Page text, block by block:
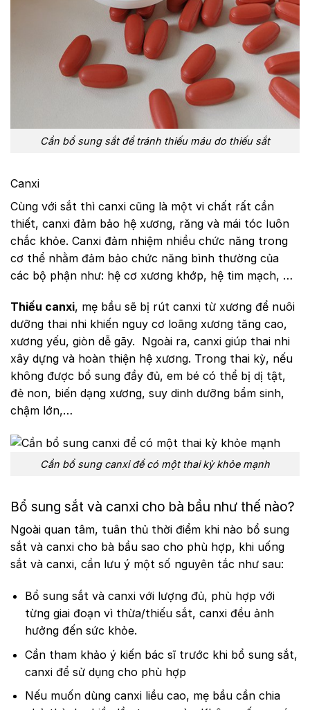
Cần bổ sung sắt để tránh thiếu máu do thiếu sắt
Canxi
Cùng với sắt thì canxi cũng là một vi chất rất cần
thiết, canxi đảm bảo hệ xương, răng và mái tóc luôn
chắc khỏe. Canxi đảm nhiệm nhiều chức năng trong
cơ thể nhằm đảm bảo chức năng bình thường của
các bộ phận như: hệ cơ xương khớp, hệ tim mạch, …
Thiếu canxi, mẹ bầu sẽ bị rút canxi từ xương để nuôi
dưỡng thai nhi khiến nguy cơ loãng xương tăng cao,
xương yếu, giòn dễ gãy. Ngoài ra, canxi giúp thai nhi
xây dựng và hoàn thiện hệ xương. Trong thai kỳ, nếu
không được bổ sung đầy đủ, em bé có thể bị dị tật,
đẻ non, biến dạng xương, suy dinh dưỡng bẩm sinh,
chậm lớn,…
Cần bổ sung canxi để có một thai kỳ khỏe mạnh
Bổ sung sắt và canxi cho bà bầu như thế nào?
Ngoài quan tâm, tuân thủ thời điểm khi nào bổ sung
sắt và canxi cho bà bầu sao cho phù hợp, khi uống
sắt và canxi, cần lưu ý một số nguyên tắc như sau:
Bổ sung sắt và canxi với lượng đủ, phù hợp với
từng giai đoạn vì thừa/thiếu sắt, canxi đều ảnh
hưởng đến sức khỏe.
Cần tham khảo ý kiến bác sĩ trước khi bổ sung sắt,
canxi để sử dụng cho phù hợp
Nếu muốn dùng canxi liều cao, mẹ bầu cần chia